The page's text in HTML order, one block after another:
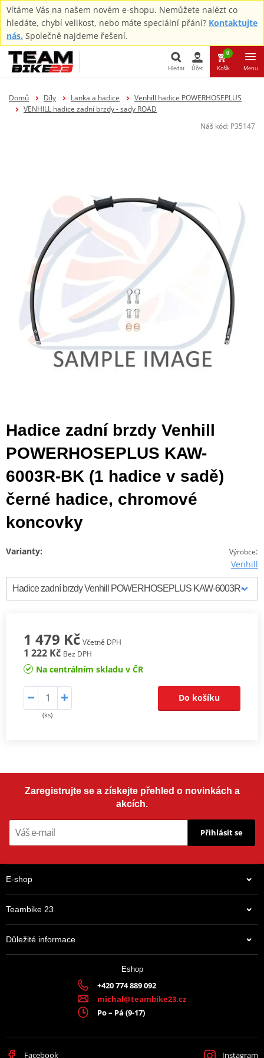
Vítáme Vás na našem novém e-shopu. Nemůžete nalézt co
hledáte, chybí velikost, nebo máte speciální přání? Kontaktujte
nás. Společně najdeme řešení.
Hledat
Hledat Účet
0
Košík Menu
Domů Díly Lanka a hadice
Venhill hadice POWERHOSEPLUS
VENHILL hadice zadní brzdy - sady ROAD
Náš kód: P35147
Hadice zadní brzdy Venhill
POWERHOSEPLUS KAW-
6003R-BK (1 hadice v sadě)
černé hadice, chromové
koncovky
Výrobce:
Venhill
Varianty:
1 479 Kč Včetně DPH
1 222 Kč Bez DPH
Na centrálním skladu v ČR
(ks)
Do košíku
Zaregistrujte se a získejte přehled o novinkách a
akcích.
Přihlásit se
E-shop
Teambike 23
Důležité informace
Eshop
+420 774 889 092
michal@teambike23.cz
Po – Pá (9-17)
Facebook Instagram